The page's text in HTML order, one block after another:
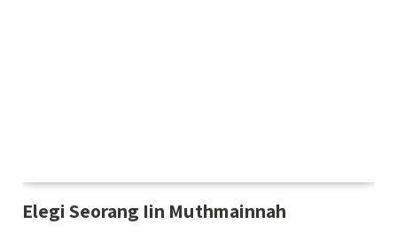
Elegi Seorang Iin Muthmainnah